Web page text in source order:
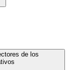
de los